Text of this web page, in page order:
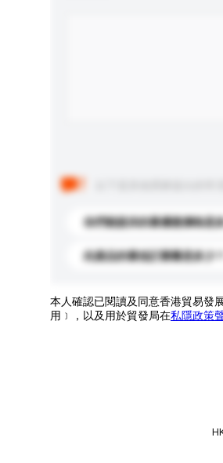
你們能提供的最優惠價格是
此產品的最低訂購量是多少？
本人確認已閱讀及同意香港貿易發
用﹞，以及用於貿發局在私隱政策